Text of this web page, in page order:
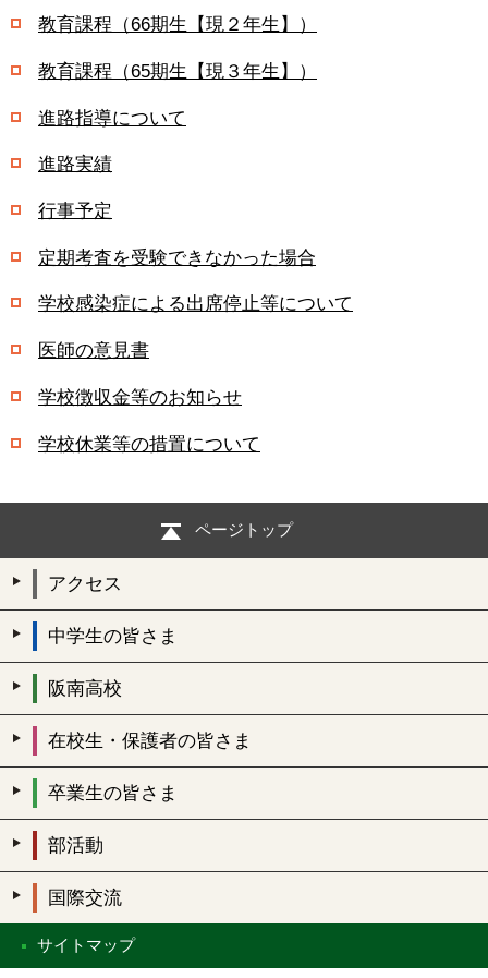
教育課程（66期生【現２年生】）
教育課程（65期生【現３年生】）
進路指導について
進路実績
行事予定
定期考査を受験できなかった場合
学校感染症による出席停止等について
医師の意見書
学校徴収金等のお知らせ
学校休業等の措置について
ページトップ
アクセス
中学生の皆さま
阪南高校
在校生・保護者の皆さま
卒業生の皆さま
部活動
国際交流
サイトマップ